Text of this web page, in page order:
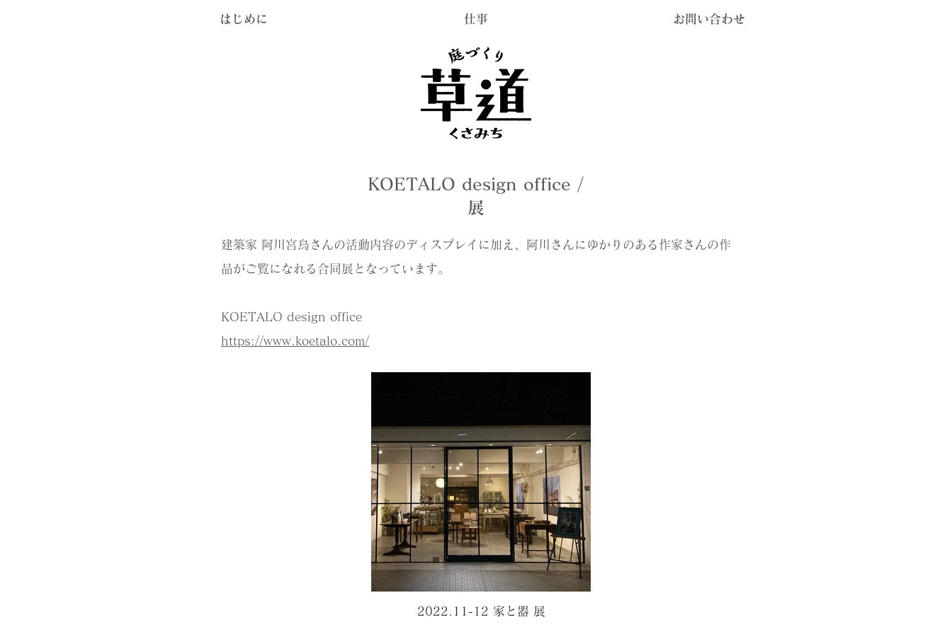
​はじめに ​仕事 ​お問い合わせ
KOETALO design office /
展
建築家 阿川宮鳥さんの活動内容のディスプレイに加え、阿川さんにゆかりのある作家さんの作
品がご覧になれる合同展となっています。
KOETALO design office
https://www.koetalo.com/
2022.11-12 家と器 展